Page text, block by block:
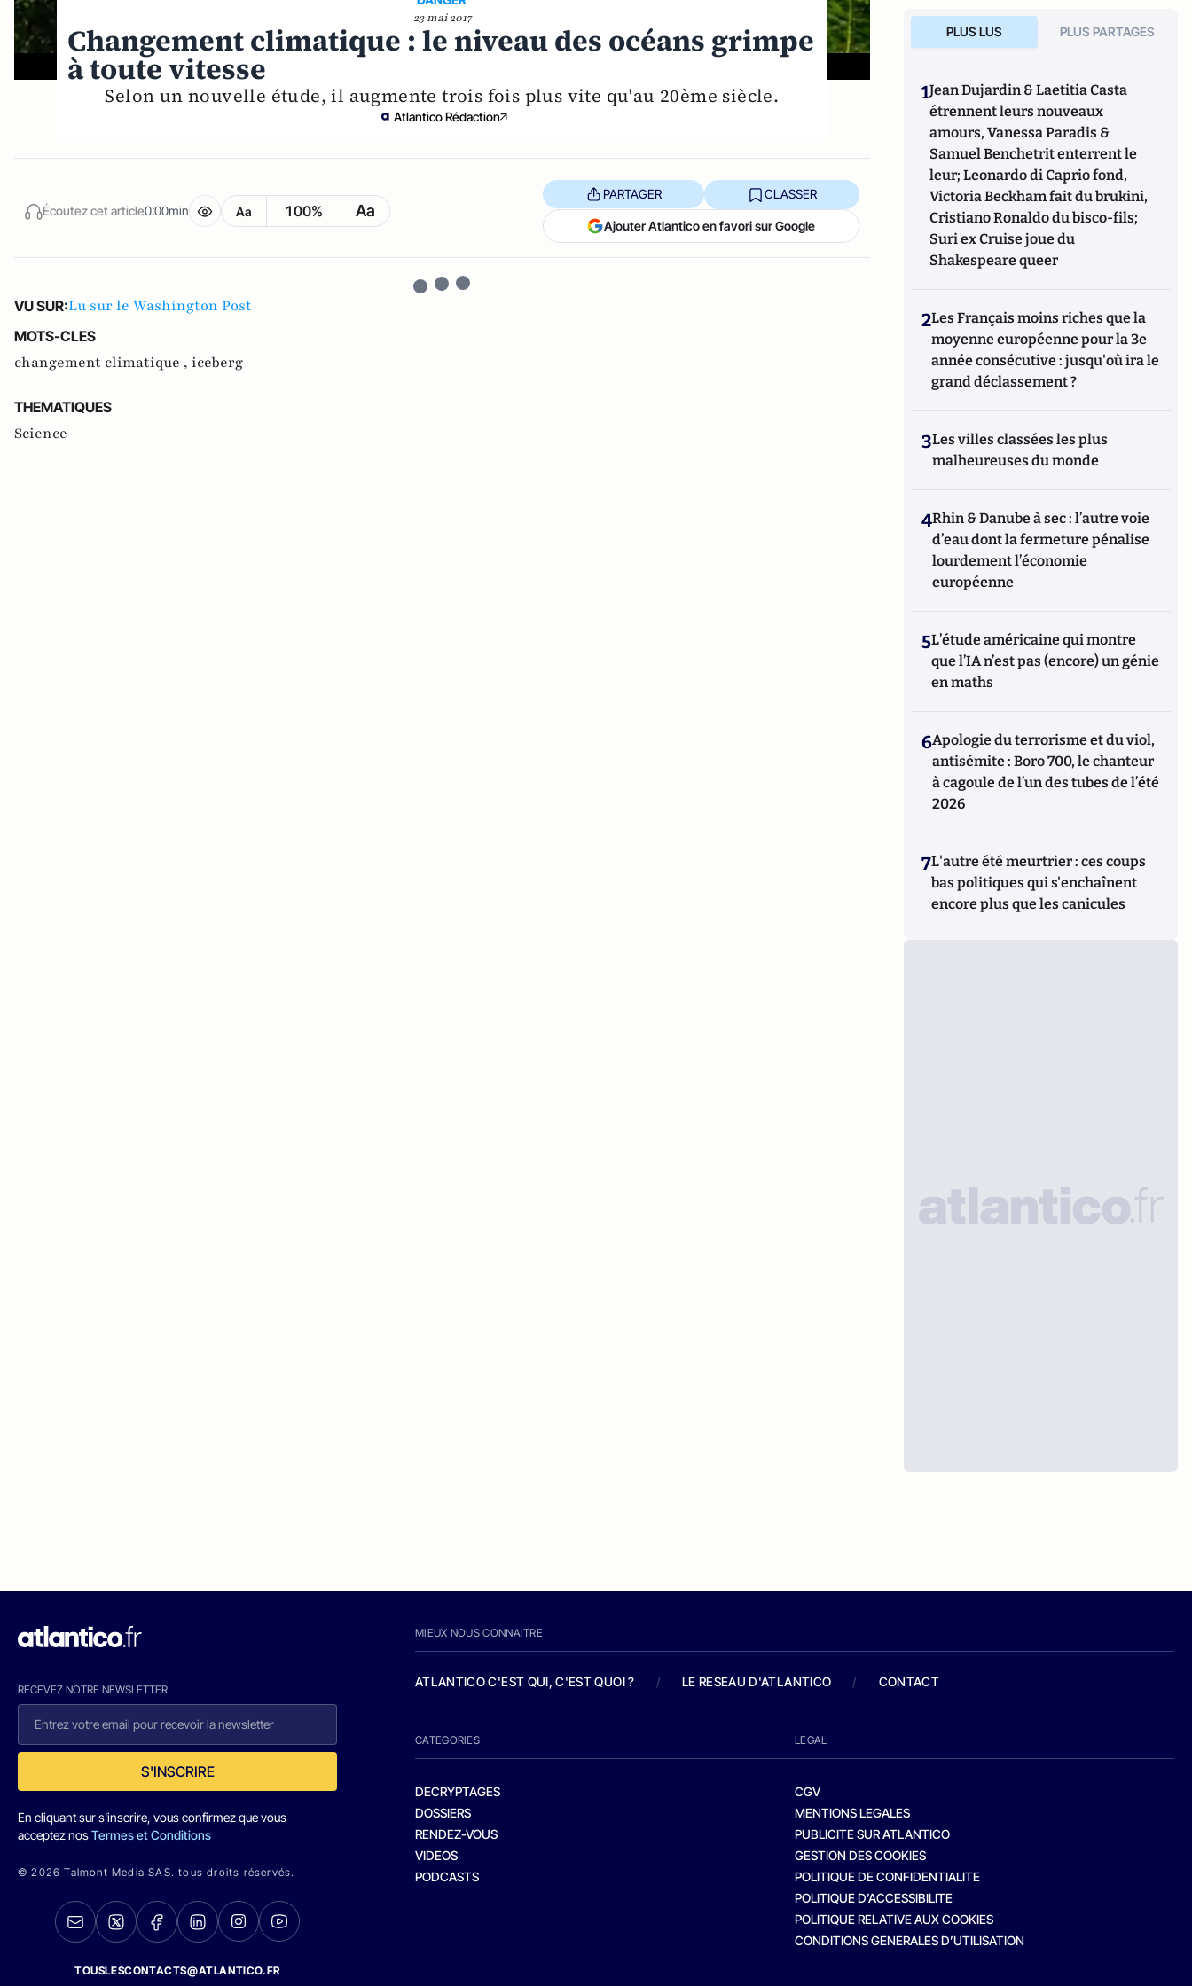
23 mai 2017
Changement climatique : le niveau des océans grimpe
à toute vitesse
Selon un nouvelle étude, il augmente trois fois plus vite qu'au 20ème siècle.
Atlantico Rédaction
Écoutez cet article0:00min Aa 100% Aa
PARTAGER CLASSER
Ajouter Atlantico en favori sur Google
VU SUR:Lu sur le Washington Post
MOTS-CLES
changement climatique , iceberg
THEMATIQUES
Science
PLUS LUS PLUS PARTAGES
1Jean Dujardin & Laetitia Casta
étrennent leurs nouveaux
amours, Vanessa Paradis &
Samuel Benchetrit enterrent le
leur; Leonardo di Caprio fond,
Victoria Beckham fait du brukini,
Cristiano Ronaldo du bisco-fils;
Suri ex Cruise joue du
Shakespeare queer
2Les Français moins riches que la
moyenne européenne pour la 3e
année consécutive : jusqu'où ira le
grand déclassement ?
3Les villes classées les plus
malheureuses du monde
4Rhin & Danube à sec : l’autre voie
d’eau dont la fermeture pénalise
lourdement l’économie
européenne
5L’étude américaine qui montre
que l’IA n’est pas (encore) un génie
en maths
6Apologie du terrorisme et du viol,
antisémite : Boro 700, le chanteur
à cagoule de l’un des tubes de l’été
2026
7L'autre été meurtrier : ces coups
bas politiques qui s'enchaînent
encore plus que les canicules
RECEVEZ NOTRE NEWSLETTER
S'INSCRIRE
En cliquant sur s'inscrire, vous confirmez que vous
acceptez nosTermes et Conditions
© 2026 Talmont Media SAS. tous droits réservés.
TOUSLESCONTACTS@ATLANTICO.FR
MIEUX NOUS CONNAITRE
ATLANTICO C'EST QUI, C'EST QUOI ? / LE RESEAU D'ATLANTICO / CONTACT
CATEGORIES
DECRYPTAGES
DOSSIERS
RENDEZ-VOUS
VIDEOS
PODCASTS
LEGAL
CGV
MENTIONS LEGALES
PUBLICITE SUR ATLANTICO
GESTION DES COOKIES
POLITIQUE DE CONFIDENTIALITE
POLITIQUE D’ACCESSIBILITE
POLITIQUE RELATIVE AUX COOKIES
CONDITIONS GENERALES D’UTILISATION